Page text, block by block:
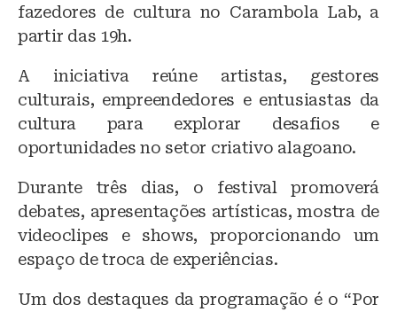
fazedores de cultura no Carambola Lab, a
partir das 19h.
A iniciativa reúne artistas, gestores
culturais, empreendedores e entusiastas da
cultura para explorar desafios e
oportunidades no setor criativo alagoano.
Durante três dias, o festival promoverá
debates, apresentações artísticas, mostra de
videoclipes e shows, proporcionando um
espaço de troca de experiências.
Um dos destaques da programação é o “Por